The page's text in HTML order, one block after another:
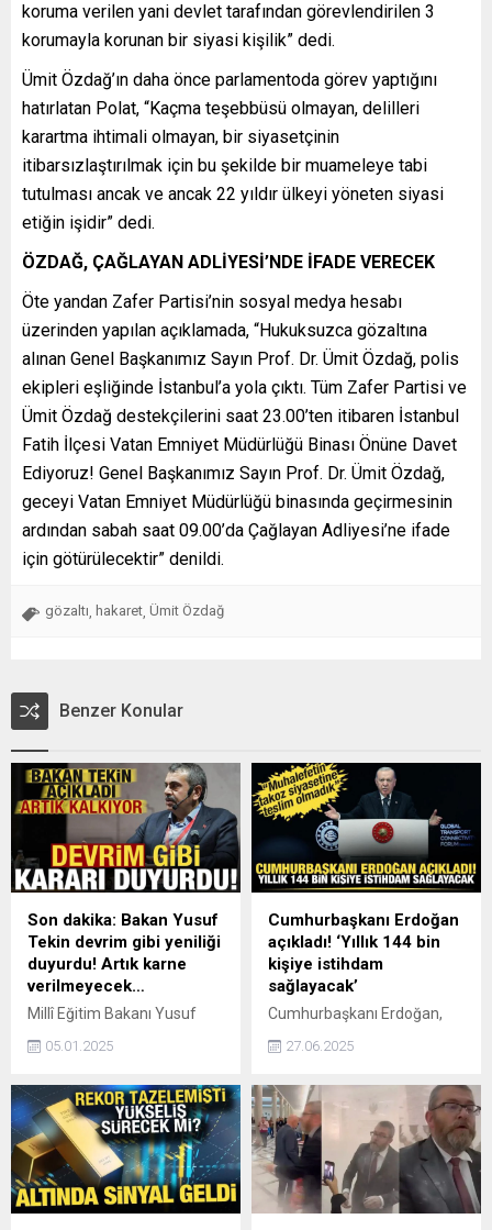
koruma verilen yani devlet tarafından görevlendirilen 3
korumayla korunan bir siyasi kişilik” dedi.
Ümit Özdağ’ın daha önce parlamentoda görev yaptığını
hatırlatan Polat, “Kaçma teşebbüsü olmayan, delilleri
karartma ihtimali olmayan, bir siyasetçinin
itibarsızlaştırılmak için bu şekilde bir muameleye tabi
tutulması ancak ve ancak 22 yıldır ülkeyi yöneten siyasi
etiğin işidir” dedi.
ÖZDAĞ, ÇAĞLAYAN ADLİYESİ’NDE İFADE VERECEK
Öte yandan Zafer Partisi’nin sosyal medya hesabı
üzerinden yapılan açıklamada, “Hukuksuzca gözaltına
alınan Genel Başkanımız Sayın Prof. Dr. Ümit Özdağ, polis
ekipleri eşliğinde İstanbul’a yola çıktı. Tüm Zafer Partisi ve
Ümit Özdağ destekçilerini saat 23.00’ten itibaren İstanbul
Fatih İlçesi Vatan Emniyet Müdürlüğü Binası Önüne Davet
Ediyoruz! Genel Başkanımız Sayın Prof. Dr. Ümit Özdağ,
geceyi Vatan Emniyet Müdürlüğü binasında geçirmesinin
ardından sabah saat 09.00’da Çağlayan Adliyesi’ne ifade
için götürülecektir” denildi.
gözaltı, hakaret, Ümit Özdağ
Benzer Konular
Son dakika: Bakan Yusuf
Tekin devrim gibi yeniliği
duyurdu! Artık karne
verilmeyecek…
Millî Eğitim Bakanı Yusuf
yılında, ilkokullarda karne
uygulaması olacağını
açıkladı. Tekin, "Bize
verilecek kadro belli olunca,
KPSS ile son öğretmen
atamasını
gerçekleştireceğiz." dedi.
05.01.2025
Cumhurbaşkanı Erdoğan
açıkladı! ‘Yıllık 144 bin
kişiye istihdam
sağlayacak’
Cumhurbaşkanı Erdoğan,
Forumu'nda konuştu.
"Orta Koridor için projeleri
hayata geçirdiğimizde 114
milyar dolarlık üretim etkisi
ve ortalama 144 bin kişiye
istihdam öngörüyoruz." dedi.
27.06.2025